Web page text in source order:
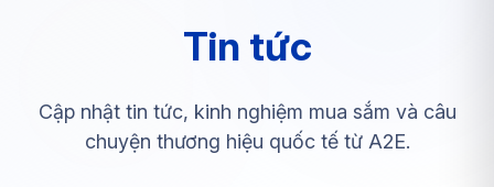
Tin tức
Cập nhật tin tức, kinh nghiệm mua sắm và câu
chuyện thương hiệu quốc tế từ A2E.